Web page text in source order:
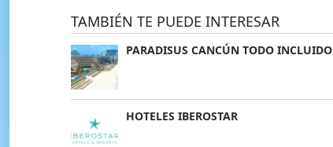
TAMBIÉN TE PUEDE INTERESAR
PARADISUS CANCÚN TODO INCLUIDO
HOTELES IBEROSTAR